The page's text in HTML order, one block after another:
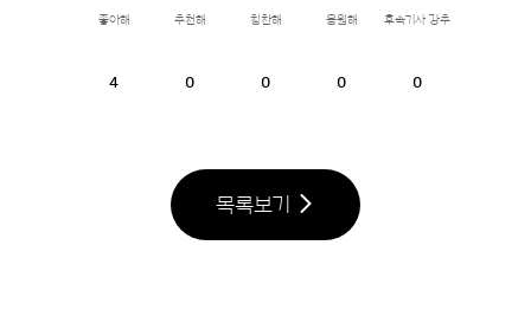
좋아해
4
추천해
0
칭찬해
0
응원해
0
후속기사 강추
0
목록보기